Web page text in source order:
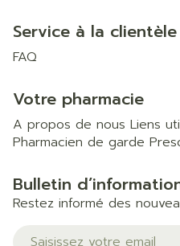
Service à la clientèle
FAQ
Votre pharmacie
A propos de nous Liens
Pharmacien de garde
Bulletin
Restez informé des
Adresse mail